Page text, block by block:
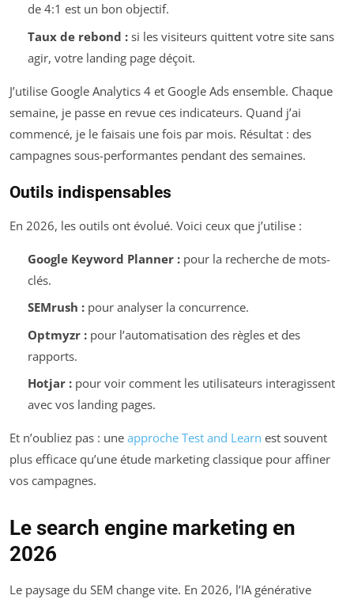
de 4:1 est un bon objectif.
Taux de rebond :si les visiteurs quittent votre site sans
agir, votre landing page déçoit.
J’utilise Google Analytics 4 et Google Ads ensemble. Chaque
semaine, je passe en revue ces indicateurs. Quand j’ai
commencé, je le faisais une fois par mois. Résultat : des
campagnes sous-performantes pendant des semaines.
Outils indispensables
En 2026, les outils ont évolué. Voici ceux que j’utilise :
Google Keyword Planner :pour la recherche de mots-
clés.
SEMrush :pour analyser la concurrence.
Optmyzr :pour l’automatisation des règles et des
rapports.
Hotjar :pour voir comment les utilisateurs interagissent
avec vos landing pages.
Et n’oubliez pas : une approche Test and Learn est souvent
plus efficace qu’une étude marketing classique pour affiner
vos campagnes.
Le search engine marketing en
2026
Le paysage du SEM change vite. En 2026, l’IA générative